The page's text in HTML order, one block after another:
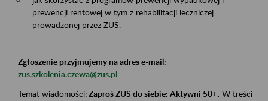
prewencji rentowej w tym z rehabilitacji leczniczej
prowadzonej przez ZUS.
Zgłoszenie przyjmujemy na adres e-mail:
zus.szkolenia.czewa@zus.pl
Temat wiadomości:Zaproś ZUS do siebie: Aktywni 50+. W treści